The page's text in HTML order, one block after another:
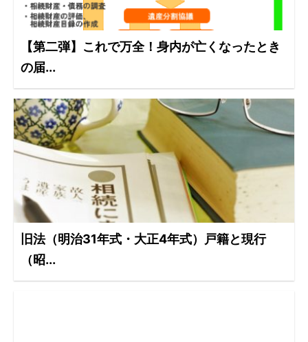
【第二弾】これで万全！身内が亡くなったとき
の届...
旧法（明治31年式・大正4年式）戸籍と現行
（昭...